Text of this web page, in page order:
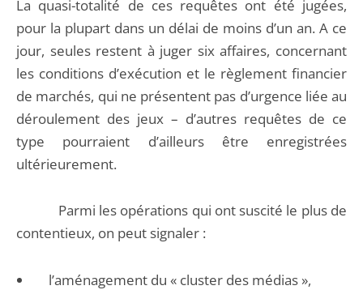
La quasi-totalité de ces requêtes ont été jugées,
pour la plupart dans un délai de moins d’un an. A ce
jour, seules restent à juger six affaires, concernant
les conditions d’exécution et le règlement financier
de marchés, qui ne présentent pas d’urgence liée au
déroulement des jeux – d’autres requêtes de ce
type pourraient d’ailleurs être enregistrées
ultérieurement.
Parmi les opérations qui ont suscité le plus de
contentieux, on peut signaler :
l’aménagement du « cluster des médias »,